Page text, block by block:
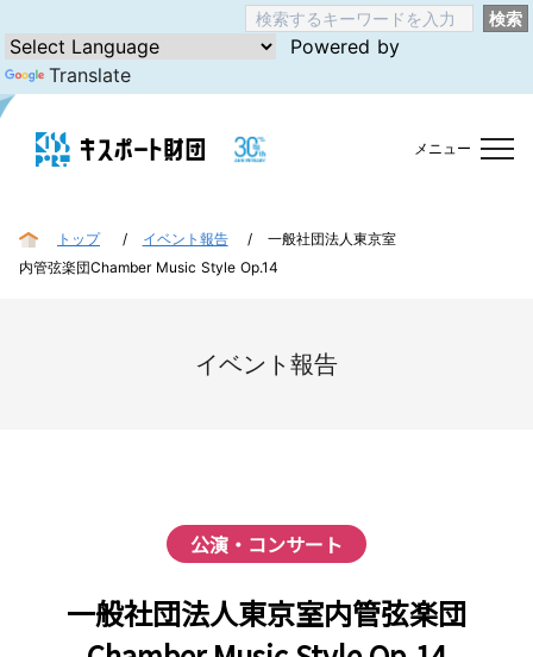
検索
Powered by
Translate
メニュー
トップ イベント報告
一般社団法人東京室
内管弦楽団Chamber Music Style Op.14
イベント報告
公演・コンサート
一般社団法人東京室内管弦楽団